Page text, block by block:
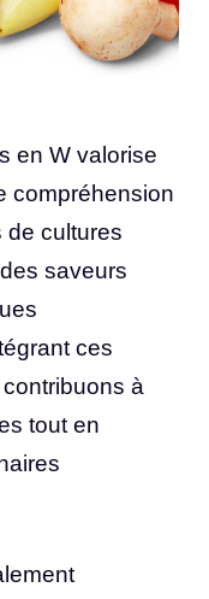
en W valorise
compréhension
de cultures
saveurs
ces
à
tout en